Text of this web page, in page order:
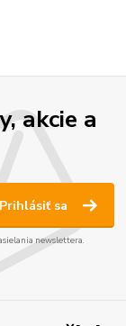
akcie a
Prihlásiť sa
newslettera.